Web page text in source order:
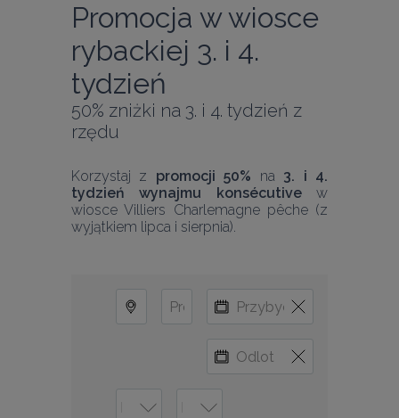
Promocja w wiosce
rybackiej 3. i 4.
tydzień
50% zniżki na 3. i 4. tydzień z
rzędu
Korzystaj z promocji 50% na 3. i 4.
tydzień wynajmu konsécutive w
wiosce Villiers Charlemagne pêche (z
wyjątkiem lipca i sierpnia).